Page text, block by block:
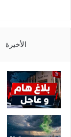
الأخيرة